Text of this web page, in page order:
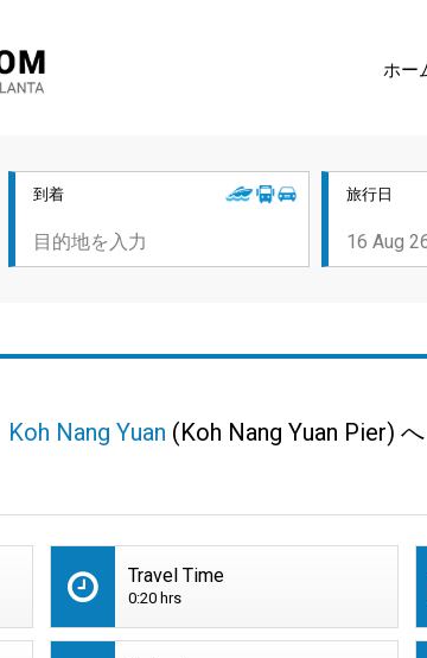
ホー
到着 旅行日
Koh Nang Yuan (Koh Nang Yuan Pier) へ
Travel Time
0:20 hrs